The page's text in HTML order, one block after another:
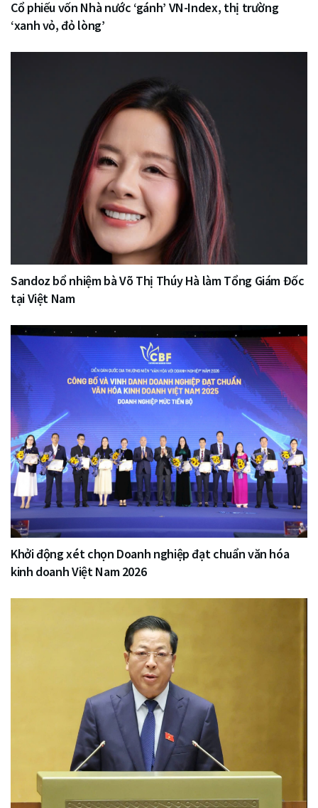
Cổ phiếu vốn Nhà nước ‘gánh’ VN-Index, thị trường
‘xanh vỏ, đỏ lòng’
Sandoz bổ nhiệm bà Võ Thị Thúy Hà làm Tổng Giám Đốc
tại Việt Nam
Khởi động xét chọn Doanh nghiệp đạt chuẩn văn hóa
kinh doanh Việt Nam 2026